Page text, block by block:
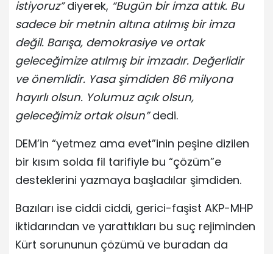
istiyoruz”diyerek, “Bugün bir imza attık. Bu
sadece bir metnin altına atılmış bir imza
değil. Barışa, demokrasiye ve ortak
geleceğimize atılmış bir imzadır. Değerlidir
ve önemlidir. Yasa şimdiden 86 milyona
hayırlı olsun. Yolumuz açık olsun,
geleceğimiz ortak olsun”dedi.
DEM’in “yetmez ama evet”inin peşine dizilen
bir kısım solda fil tarifiyle bu “çözüm”e
desteklerini yazmaya başladılar şimdiden.
Bazıları ise ciddi ciddi, gerici-faşist AKP-MHP
iktidarından ve yarattıkları bu suç rejiminden
Kürt sorununun çözümü ve buradan da